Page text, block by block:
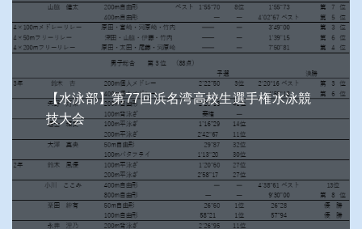
【水泳部】第77回浜名湾高校生選手権水泳競
技大会